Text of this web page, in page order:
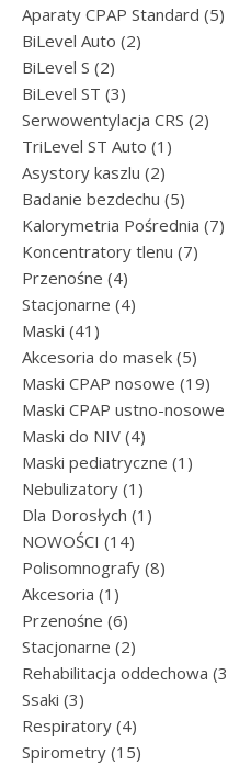
Aparaty CPAP Standard 5
BiLevel Auto 22 produkty
BiLevel S 22 produkty
BiLevel ST 33 produkty
Serwowentylacja CRS 22
TriLevel ST Auto 1 1 produkt
Asystory kaszlu 22
Badanie bezdechu 55
Kalorymetria Pośrednia 7
Koncentratory tlenu 77
Przenośne 44 produkty
Stacjonarne 44 produkty
Maski 41 41 produktów
Akcesoria do masek 55
Maski CPAP nosowe 1919
Maski CPAP ustno-nosowe
Maski do NIV 44 produkty
Maski pediatryczne 1 1
Nebulizatory 1 1 produkt
Dla Dorosłych 1 1 produkt
NOWOŚCI 1414 produktów
Polisomnografy 88
Akcesoria 1 1 produkt
Przenośne 66 produktów
Stacjonarne 22 produkty
Rehabilitacja oddechowa 3
Ssaki 33 produkty
Respiratory 44 produkty
Spirometry 1515